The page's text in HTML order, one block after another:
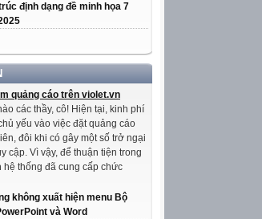
định dạng đề minh họa 7
quảng cáo trên violet.vn
các thầy, cô! Hiện tại, kinh phí
yếu vào việc đặt quảng cáo
đôi khi có gây một số trở ngại
cập. Vì vậy, để thuận tiện trong
thống đã cung cấp chức
không xuất hiện menu Bộ
và Word